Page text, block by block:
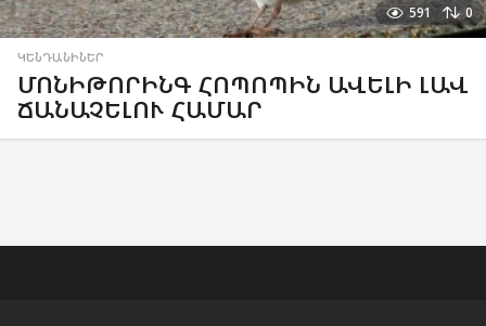
591 0
ԿԵՆԴԱՆԻՆԵՐ
ՄՈՆԻԹՈՐԻՆԳ ՀՈՊՈՊԻՆ ԱՎԵԼԻ ԼԱՎ
ՃԱՆԱՉԵԼՈՒ ՀԱՄԱՐ